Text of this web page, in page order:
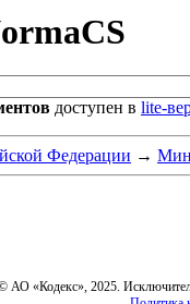
доступен в lite-
Федерации →
АО «Кодекс», 2025.